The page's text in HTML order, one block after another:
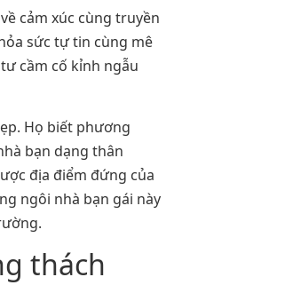
cảm xúc cùng truyền
sức tự tin cùng mê
cầm cố kỉnh ngẫu
Họ biết phương
bạn dạng thân
địa điểm đứng của
ngôi nhà bạn gái này
thách